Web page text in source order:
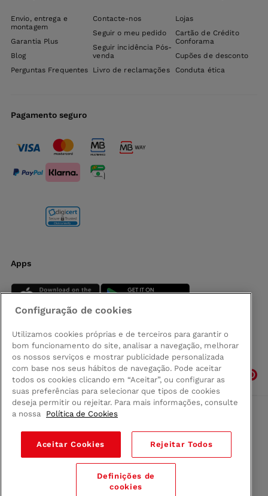
Envio, entrega e
montagem
Garantia Plus
Blog
Perguntas Frequentes
Contacte-nos
Seguir o meu pedido
Seguir incidência Pós-
venda
Livro de reclamações
Lojas
Cartão de Crédito
Conforama
Cupões de desconto
Conduta ética
Pagamento seguro
Apps
Siga-nos
Comprar na Madeira
Política de privacidad
Termos e Condições
Condições legais
Configuração de cookies
Utilizamos cookies próprias e de terceiros para garantir o
bom funcionamento do site, analisar a navegação, melhorar
os nossos serviços e mostrar publicidade personalizada
com base nos seus hábitos de navegação. Pode aceitar
todos os cookies clicando em “Aceitar”, ou configurar as
suas preferências para selecionar que tipos de cookies
deseja permitir ou rejeitar. Para mais informações, consulte
a nossa
Política de Cookies
Aceitar Cookies Rejeitar Todos
Definições de
cookies